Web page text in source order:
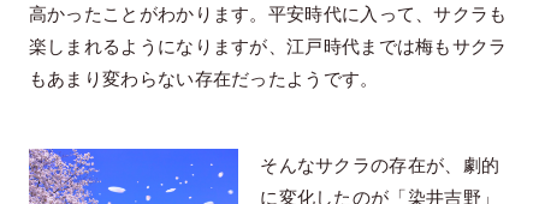
高かったことがわかります。平安時代に入って、サクラも
楽しまれるようになりますが、江戸時代までは梅もサクラ
もあまり変わらない存在だったようです。
そんなサクラの存在が、劇的
に変化したのが「染井吉野」